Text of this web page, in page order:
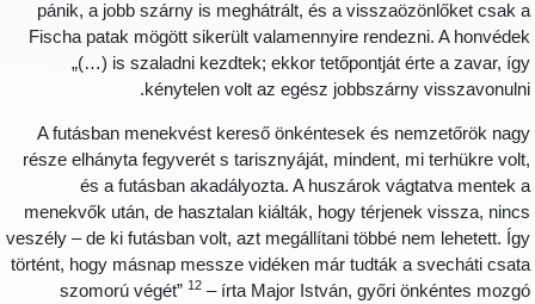
pánik, a jobb szárny is meghátrált, és a visszaözönlőket csak
Fischa patak mögött sikerült valamennyire rendezni. A
„(…) is szaladni kezdtek; ekkor tetőpontját érte a zavar,
kénytelen volt az egész jobbszárny
A futásban menekvést kereső önkéntesek és nemzetőrök
része elhányta fegyverét s tarisznyáját, mindent, mi terhükre
és a futásban akadályozta. A huszárok vágtatva mentek
menekvők után, de hasztalan kiálták, hogy térjenek vissza,
veszély – de ki futásban volt, azt megállítani többé nem lehetett.
történt, hogy másnap messze vidéken már tudták a svecháti
szomorú végét”12
– írta Major István, győri önkéntes